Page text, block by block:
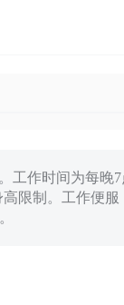
工作时间为每晚7
限制。工作便服